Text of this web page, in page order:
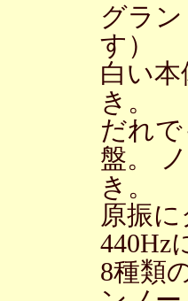
グラ
す）
白い
き。
だれ
盤。
き。
原振
440Hz
8種類